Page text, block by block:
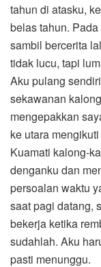
tahun di atasku,
belas tahun.
sambil bercerita
tidak lucu, tapi
Aku pulang
sekawanan
mengepakkan
ke utara
Kuamati kalong-
denganku dan
persoalan waktu
saat pagi datang,
bekerja ketika
sudahlah. Aku
pasti menunggu.